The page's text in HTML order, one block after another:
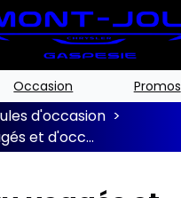
Occasion Promos
d'occasion >
Subaru usagés et d'occasion à vendre